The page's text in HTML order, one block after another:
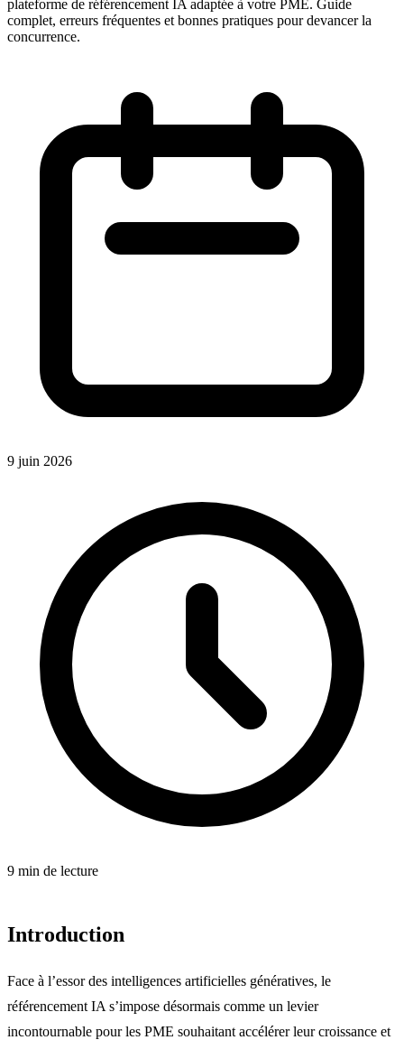
plateforme de référencement IA adaptée à votre PME. Guide
complet, erreurs fréquentes et bonnes pratiques pour devancer la
concurrence.
9 juin 2026
9 min de lecture
Introduction
Face à l’essor des intelligences artificielles génératives, le
référencement IA s’impose désormais comme un levier
incontournable pour les PME souhaitant accélérer leur croissance et